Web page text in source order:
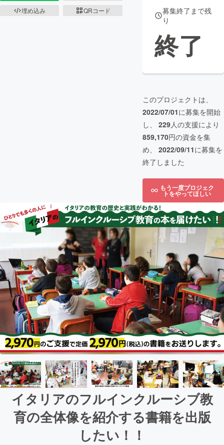
埋め込み
QRコード
募集終了まで残
り
終了
このプロジェクトは、
2022/07/01に募集を開始
し、 229人の支援により
859,170円の資金を集
め、 2022/09/11に募集を
終了しました
もう一度プロジェク
トをやってほしい
イタリアのフルインクルーシブ教
育の全体像を紹介する書籍を出版
したい！！